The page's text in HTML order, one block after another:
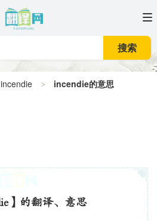
搜索
incendie incendie的意思